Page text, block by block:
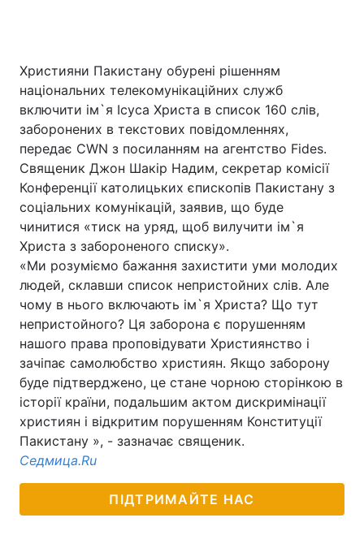
Головна Війна
Україна Політика
Економіка Світ
Спорт Наука
Інциденти
Християни Пакистану обурені рішенням
національних телекомунікаційних служб
включити ім`я Ісуса Христа в список 160 слів,
заборонених в текстових повідомленнях,
передає CWN з посиланням на агентство Fides.
Священик Джон Шакір Надим, секретар комісії
Конференції католицьких єпископів Пакистану з
соціальних комунікацій, заявив, що буде
чинитися «тиск на уряд, щоб вилучити ім`я
Христа з забороненого списку».
«Ми розуміємо бажання захистити уми молодих
людей, склавши список непристойних слів. Але
чому в нього включають ім`я Христа? Що тут
непристойного? Ця заборона є порушенням
нашого права проповідувати Християнство і
зачіпає самолюбство християн. Якщо заборону
буде підтверджено, це стане чорною сторінкою в
історії країни, подальшим актом дискримінації
християн і відкритим порушенням Конституції
Пакистану », - зазначає священик.
Седмица.Ru
ПІДТРИМАЙТЕ НАС